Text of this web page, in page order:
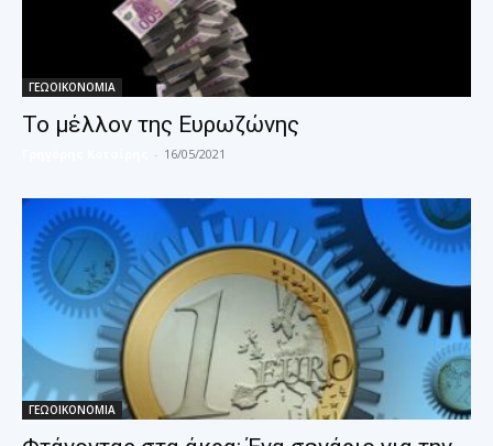
ΓΕΩΟΙΚΟΝΟΜΙΑ
Το μέλλον της Ευρωζώνης
- 16/05/2021
ΓΕΩΟΙΚΟΝΟΜΙΑ